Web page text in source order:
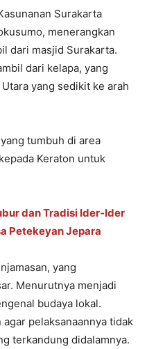
Surakarta
menerangkan
dari masjid Surakarta.
dari kelapa, yang
yang sedikit ke arah
tumbuh di area
Keraton untuk
dan Tradisi Ider-Ider
Petekeyan Jepara
yang
Menurutnya menjadi
budaya lokal.
pelaksanaannya tidak
terkandung didalamnya.